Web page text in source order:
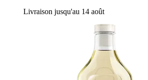
Livraison jusqu'au 14 août